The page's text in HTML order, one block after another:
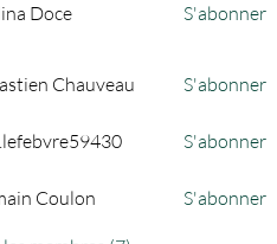
Doce S'abonner
Chauveau S'abonner
S'abonner
Coulon S'abonner